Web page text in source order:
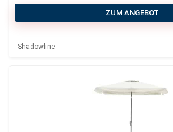
ZUM ANGEBOT
Shadowline